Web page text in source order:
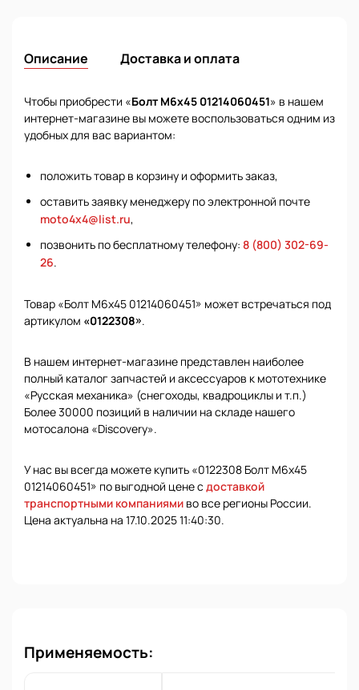
Описание Доставка и оплата
Чтобы приобрести «Болт М6х45 01214060451» в нашем
интернет-магазине вы можете воспользоваться одним из
удобных для вас вариантом:
положить товар в корзину и оформить заказ,
оставить заявку менеджеру по электронной почте
moto4x4@list.ru,
позвонить по бесплатному телефону: 8 (800) 302-69-
26.
Товар «Болт М6х45 01214060451» может встречаться под
артикулом «0122308».
В нашем интернет-магазине представлен наиболее
полный каталог запчастей и аксессуаров к мототехнике
«Русская механика» (снегоходы, квадроциклы и т.п.)
Более 30000 позиций в наличии на складе нашего
мотосалона «Discovery».
У нас вы всегда можете купить «0122308 Болт М6х45
01214060451» по выгодной цене с доставкой
транспортными компаниями во все регионы России.
Цена актуальна на 17.10.2025 11:40:30.
Применяемость: